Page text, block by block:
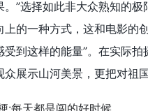
”选择如此非大众熟知的
的一种方式，这和电影的
到这样的能量”。在实际
展示山河美景，更把对祖